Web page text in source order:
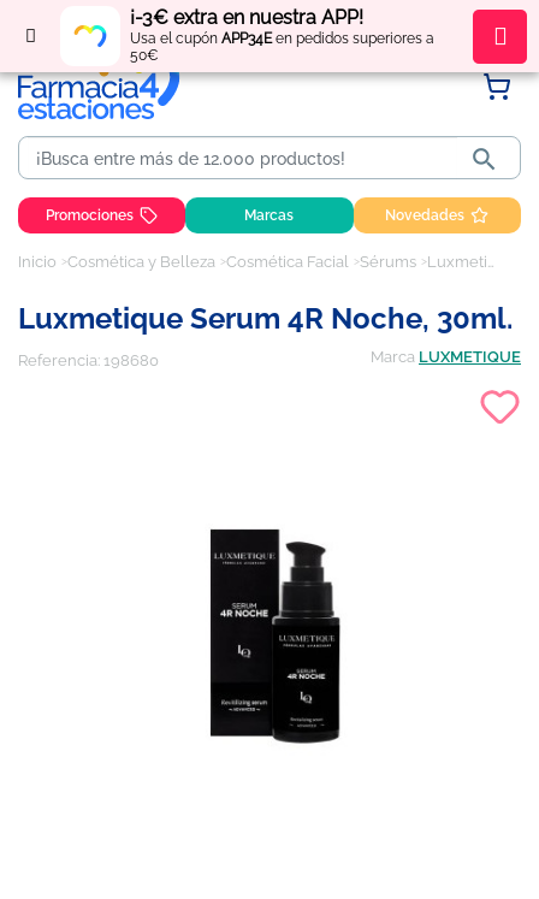
¡-3€ extra en nuestra APP!
Usa el cupón APP34Een pedidos superiores a
50€
Regístratey obténpuntos por tus compras

Promociones Marcas Novedades
Inicio Cosmética y Belleza Cosmética Facial Sérums Luxmetique Serum 4R Noche, 30ml.
Luxmetique Serum 4R Noche, 30ml.
Referencia: 198680 Marca LUXMETIQUE